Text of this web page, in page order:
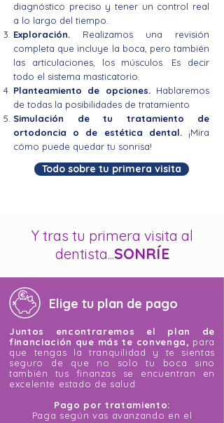
diagnóstico preciso y tener un control real
a lo largo del tiempo..
Exploración. Realizamos una revisión
completa que incluye la boca, pero también
las articulaciones, los músculos. Es decir
todo el sistema masticatorio.
Planteamiento de opciones.Hablaremos
de todas la posibilidades de tratamiento
Simulación de tu tratamiento de
ortodoncia o de estética dental.¡Mira
cómo puede quedar tu sonrisa!
Todo sobre tu primera visita
Y tras tu primera visita al
dentista...SONRÍE
Elige tu plan de pago
Juntos encontraremos el plan de
financiación que más te convenga, para
que tengas la tranquilidad y te sientas
seguro de que no solo tu boca sino
también tus finanzas se encuentran en
excelente estado de salud:
Pago por tratamiento:
Paga según vas avanzando en el